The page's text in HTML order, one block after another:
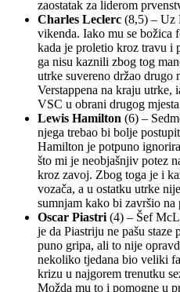
zaostatak za liderom
Charles Leclerc (8,5) – Uz
vikenda. Iako mu se božica
kada je proletio kroz travu i
ga nisu kaznili zbog tog
utrke suvereno držao
Verstappena na kraju
VSC u obrani drugog
Lewis Hamilton (6) –
njega trebao bi bolje
Hamilton je potpuno
što mi je neobjašnjiv potez
kroz zavoj. Zbog toga je i
vozača, a u ostatku utrke
sumnjam kako bi završio na
Oscar Piastri (4) – Šef
je da Piastriju ne pašu
puno gripa, ali to nije
nekoliko tjedana bio veliki
krizu u najgorem trenutku
Možda mu to i pomogne u